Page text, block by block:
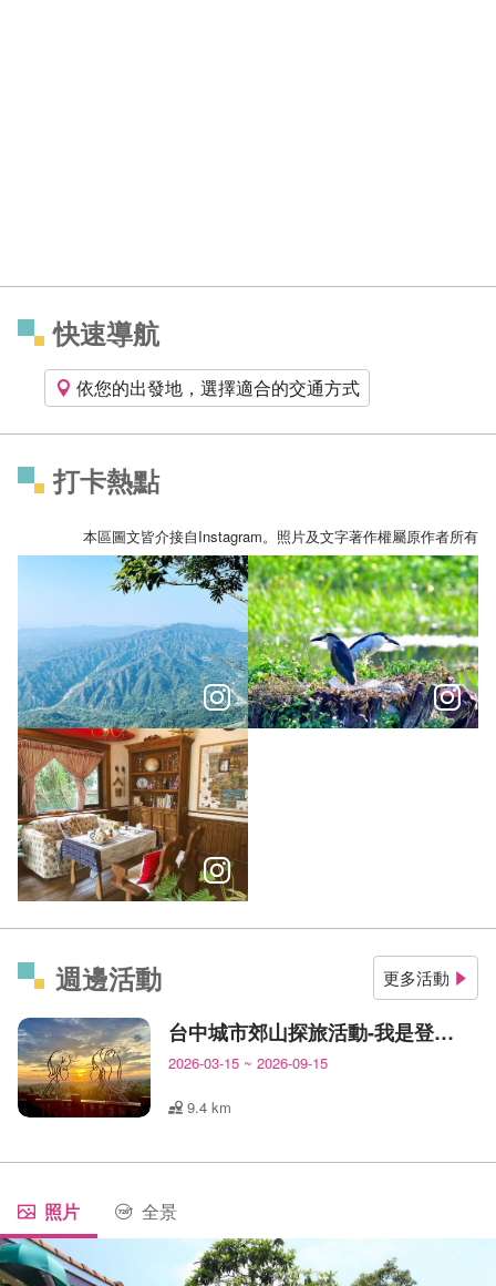
快速導航
依您的出發地，選擇適合的交通方式
打卡熱點
本區圖文皆介接自Instagram。照片及文字著作權屬原作者所有
「見過那至暗，才知道一個人可以多喜歡光線。」－任明信
「重新在我們與自然間搭起一
週邊活動 更多活動
台中城市郊山探旅活動-我是登山王
2026-03-15 ~ 2026-09-15
9.4 km
照片 全景